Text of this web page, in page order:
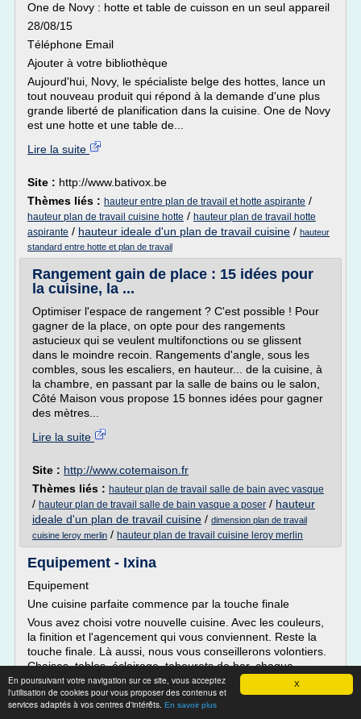
X
En poursuivant votre navigation sur ce site, vous acceptez
l'utilisation de cookies pour vous proposer des contenus et
services adaptés à vos centres d'intérêts. En savoir plus
One de Novy : hotte et table de cuisson en un seul appareil
28/08/15
Téléphone Email
Ajouter à votre bibliothèque
Aujourd'hui, Novy, le spécialiste belge des hottes, lance un
tout nouveau produit qui répond à la demande d'une plus
grande liberté de planification dans la cuisine. One de Novy
est une hotte et une table de...
Lire la suite
Site : http://www.bativox.be
Thèmes liés : hauteur entre plan de travail et hotte aspirante /
hauteur plan de travail cuisine hotte / hauteur plan de travail hotte
aspirante / hauteur ideale d'un plan de travail cuisine / hauteur
standard entre hotte et plan de travail
Rangement gain de place : 15 idées pour
la cuisine, la ...
Optimiser l'espace de rangement ? C'est possible ! Pour
gagner de la place, on opte pour des rangements
astucieux qui se veulent multifonctions ou se glissent
dans le moindre recoin. Rangements d'angle, sous les
combles, sous les escaliers, en hauteur... de la cuisine, à
la chambre, en passant par la salle de bains ou le salon,
Côté Maison vous propose 15 bonnes idées pour gagner
des mètres...
Lire la suite
Site : http://www.cotemaison.fr
Thèmes liés : hauteur plan de travail salle de bain avec vasque
/ hauteur plan de travail salle de bain vasque a poser / hauteur
ideale d'un plan de travail cuisine / dimension plan de travail
cuisine leroy merlin / hauteur plan de travail cuisine leroy merlin
Equipement - Ixina
Equipement
Une cuisine parfaite commence par la touche finale
Vous avez choisi votre nouvelle cuisine. Avec les couleurs,
la finition et l'agencement qui vous conviennent. Reste la
touche finale. Là aussi, nous vous conseillerons volontiers.
Chaises, tables, éclairage, tabourets de bar, chaque
élément de déco fait de votre cuisine un lieu de vie. Nul
besoin de parcourir des kilomètres, vous...